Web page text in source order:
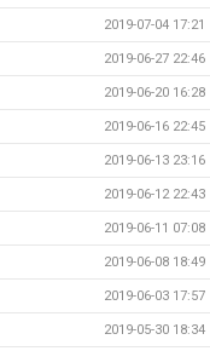
2019-07-04 17:21
2019-06-27 22:46
2019-06-20 16:28
2019-06-16 22:45
2019-06-13 23:16
2019-06-12 22:43
2019-06-11 07:08
2019-06-08 18:49
2019-06-03 17:57
2019-05-30 18:34